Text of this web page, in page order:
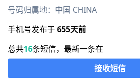
号码归属地：中国 CHINA
手机号发布于655天前
总共16条短信，最新一条在
接收短信